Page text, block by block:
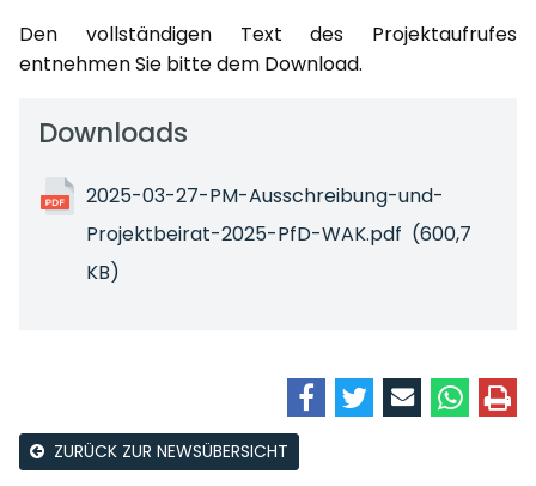
Den vollständigen Text des Projektaufrufes
entnehmen Sie bitte dem Download.
Downloads
2025-03-27-PM-Ausschreibung-und-
Projektbeirat-2025-PfD-WAK.pdf (600,7
KB)
ZURÜCK ZUR NEWSÜBERSICHT